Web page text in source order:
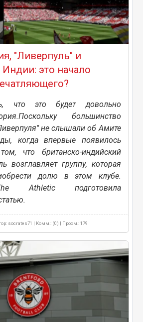
"Ливерпуль" и
Индии: это начало
что это будет довольно
большинство
не слышали об Амите
когда впервые появилось
что британско-индийский
возглавляет группу, которая
долю в этом клубе.
Athletic подготовила
socrates71 | Комм.: (0) | Просм.: 179